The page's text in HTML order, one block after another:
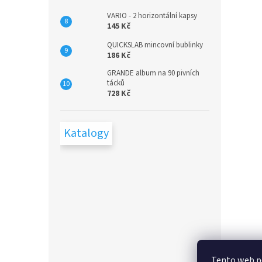
VARIO - 2 horizontální kapsy
145 Kč
QUICKSLAB mincovní bublinky
186 Kč
GRANDE album na 90 pivních
tácků
728 Kč
Katalogy